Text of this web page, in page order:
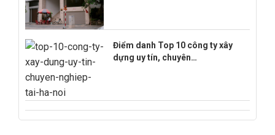
Điểm danh Top 10 công ty xây
dựng uy tín, chuyên…